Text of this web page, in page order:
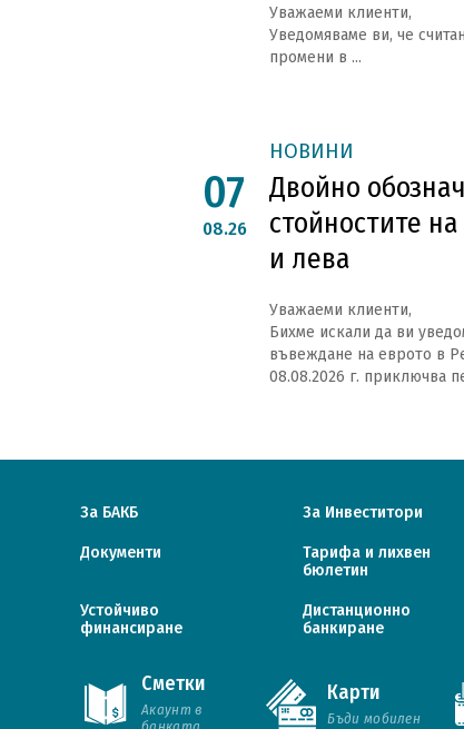
Сметки
Акаунт в
Карти
Бъди мобилен
Уважаеми клиенти,
Уведомяваме ви, че
промени в ...
НОВИНИ
Двойно
стойностите
и лева
07
08.26
Уважаеми клиенти,
Бихме искали да ви
въвеждане на еврото в
08.08.2026 г. приключва
За БАКБ За Инвеститори
Документи
Тарифa и лихвен
бюлетин
Устойчиво
финансиране
Дистанционно
банкиране
Българо-американска кредитна банка © 2026.